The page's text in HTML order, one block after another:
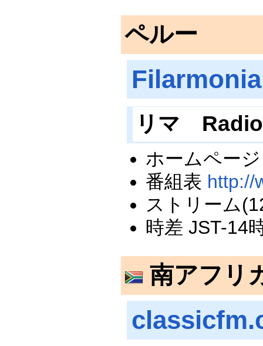
ペルー
Filarmonia
リマ
ホームペー
番組表 http://
ストリーム
時差 JST-14
南アフリ